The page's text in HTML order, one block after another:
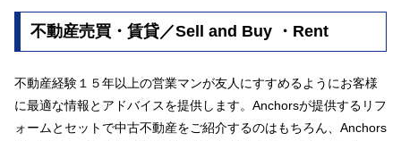
不動産売買・賃貸／Sell and Buy ・Rent
不動産経験１５年以上の営業マンが友人にすすめるようにお客様
に最適な情報とアドバイスを提供します。Anchorsが提供するリフ
ォームとセットで中古不動産をご紹介するのはもちろん、Anchors